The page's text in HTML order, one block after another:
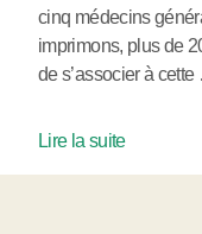
cinq médecins
imprimons, plus de
de s’associer à
Lire la suite